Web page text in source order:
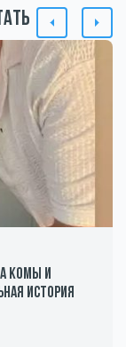
комы и
история